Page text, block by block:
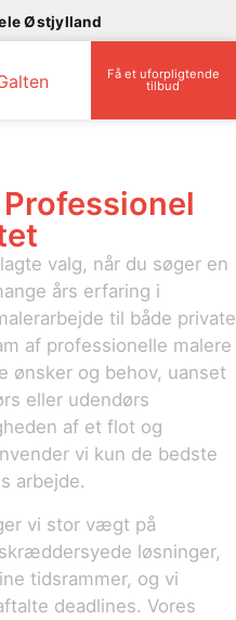
Østjylland
Få et uforpligtende
tilbud
valg, når du søger en
års erfaring i
til både private
af professionelle malere
ønsker og behov, uanset
eller udendørs
af et flot og
vi kun de bedste
arbejde.
vi stor vægt på
løsninger,
tidsrammer, og vi
deadlines. Vores